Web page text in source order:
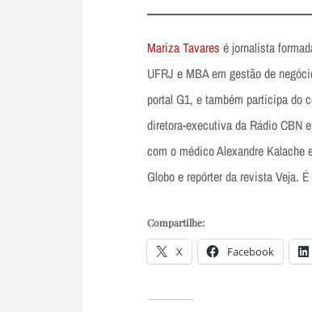
Mariza Tavares é jornalista
UFRJ e MBA em gestão de
portal G1, e também participa do
diretora-executiva da Rádio CBN
com o médico Alexandre
Globo e repórter da revista Veja.
Compartilhe:
X Facebook